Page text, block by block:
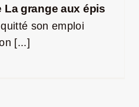
grange aux épis
son emploi
[...]